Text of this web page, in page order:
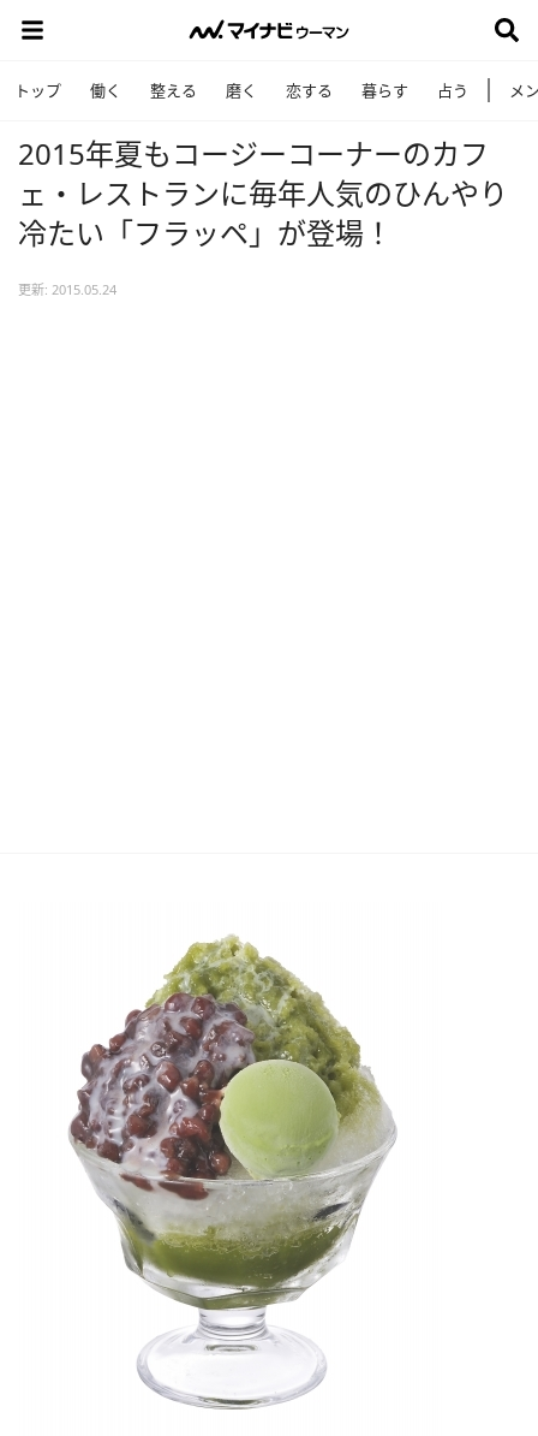
トップ 働く 整える 磨く 恋する 暮らす 占う メ
2015年夏もコージーコーナーのカフ
ェ・レストランに毎年人気のひんやり
冷たい「フラッペ」が登場！
更新: 2015.05.24